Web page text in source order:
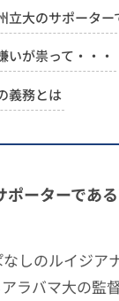
立大のサポータ
いが祟って・・・
義務とは
ポーターであ
しのルイジ
ラバマ大の監